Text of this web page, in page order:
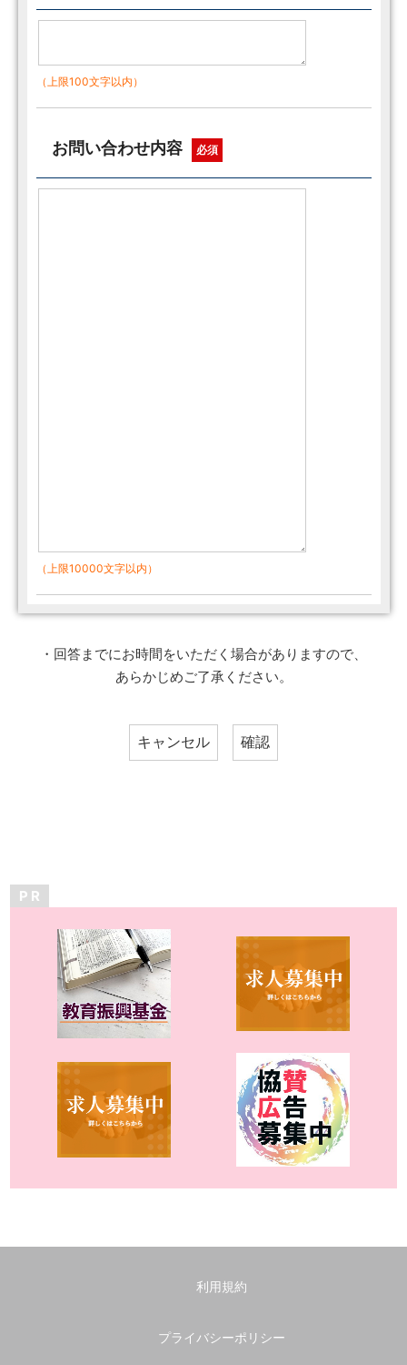
（上限100文字以内）
お問い合わせ内容 必須
（上限10000文字以内）
・回答までにお時間をいただく場合がありますので、
あらかじめご了承ください。
P R
利用規約
プライバシーポリシー